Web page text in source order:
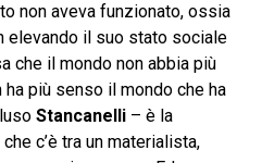
non aveva funzionato, ossia
elevando il suo stato sociale
che il mondo non abbia più
più senso il mondo che ha
Stancanelli– è la
c’è tra un materialista,